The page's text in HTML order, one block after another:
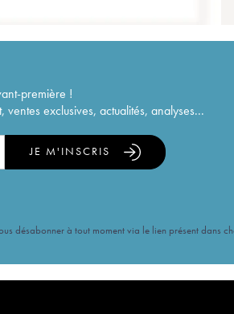
première !
exclusives, actualités, analyses...
JE M'INSCRIS
désabonner à tout moment via le lien présent dans